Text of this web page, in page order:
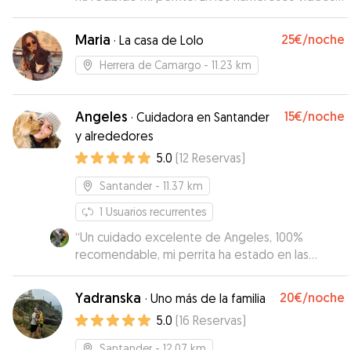
que me ha ido mandando durante mi ausencia,
he podido comprobar cómo éste se
encontraba feliz acompañado por otra
compañía perruna que le ha hecho mi ausencia
sucesivas ocasiones. Muchas gracias, Lola.”
Maria · La casa de Lolo 25€/noche
Herrera de Camargo - 11.23 km
Angeles · Cuidadora en Santander
y alrededores
15€/noche
5.0 (12 Reservas)
Santander - 11.37 km
1 Usuarios recurrentes
“Un cuidado excelente de Angeles, 100%
recomendable, mi perrita ha estado en las
mejores manos, además de demostrar el cariño
hacia ella, la preocupación de que esté lo mejor
posible. Repetiremos seguro 🤗”
Yadranska · Uno más de la familia 20€/noche
5.0 (16 Reservas)